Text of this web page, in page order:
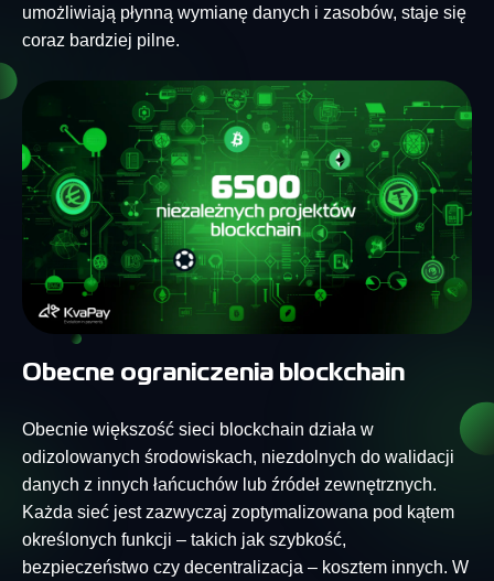
umożliwiają płynną wymianę danych i zasobów, staje się
coraz bardziej pilne.
Obecne ograniczenia blockchain
Obecnie większość sieci blockchain działa w
odizolowanych środowiskach, niezdolnych do walidacji
danych z innych łańcuchów lub źródeł zewnętrznych.
Każda sieć jest zazwyczaj zoptymalizowana pod kątem
określonych funkcji – takich jak szybkość,
bezpieczeństwo czy decentralizacja – kosztem innych. W